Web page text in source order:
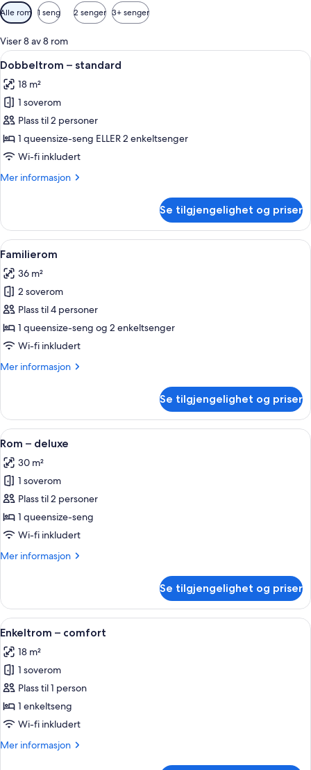
Tilgjengelige
filtre
for
rom
Alle rom 1 seng 2 senger 3+ senger
Viser 8 av 8 rom
Åpne
alle
bildene
av
Dobbeltrom
–
standard
Dundyner, minibar, safe på rommet
2
Dobbeltrom – standard
18 m²
1 soverom
Plass til 2 personer
1 queensize-seng ELLER 2 enkeltsenger
Wi-fi inkludert
Mer informasjon
Mer
–
standard
Se tilgjengelighet og priser
Åpne
alle
bildene
av
Familierom
Dundyner, minibar, safe på rommet
2
Familierom
36 m²
2 soverom
Plass til 4 personer
1 queensize-seng og 2 enkeltsenger
Wi-fi inkludert
Mer informasjon
Mer
Se tilgjengelighet og priser
Åpne
alle
bildene
av
Rom
–
deluxe
Rom – deluxe | Dundyner, minibar,
3
Rom – deluxe
30 m²
1 soverom
Plass til 2 personer
1 queensize-seng
Wi-fi inkludert
Mer informasjon
Mer
–
deluxe
Se tilgjengelighet og priser
Åpne
alle
bildene
av
Enkeltrom
–
comfort
Dundyner, minibar, safe på rommet
2
Enkeltrom – comfort
18 m²
1 soverom
Plass til 1 person
1 enkeltseng
Wi-fi inkludert
Mer informasjon
Mer